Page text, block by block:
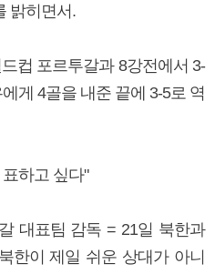
밝히면서.
컵 포르투갈과 8강전에서 3-
게 4골을 내준 끝에 3-5로 역
하고 싶다"
대표팀 감독 = 21일 북한과
한이 제일 쉬운 상대가 아니